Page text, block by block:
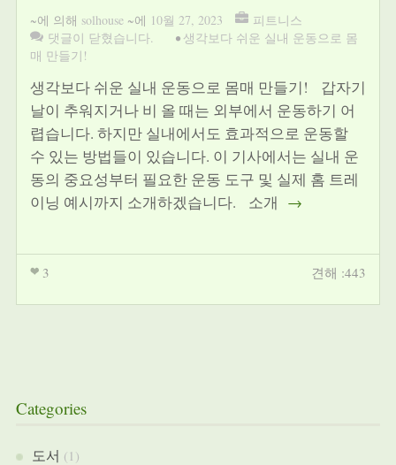
~에 의해 solhouse ~에 10월 27, 2023
피트니스
댓글이 닫혔습니다.
• 생각보다 쉬운 실내 운동으로 몸
매 만들기!
생각보다 쉬운 실내 운동으로 몸매 만들기! 갑자기
날이 추워지거나 비 올 때는 외부에서 운동하기 어
렵습니다. 하지만 실내에서도 효과적으로 운동할
수 있는 방법들이 있습니다. 이 기사에서는 실내 운
동의 중요성부터 필요한 운동 도구 및 실제 홈 트레
이닝 예시까지 소개하겠습니다. 소개 →
3 견해 :443
Categories
도서 (1)